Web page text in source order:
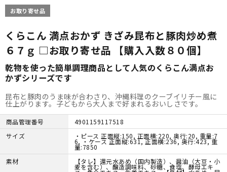
お取り寄せ品
くらこん 満点おかず きざみ昆布と豚肉炒め煮
６７ｇ □お取り寄せ品 【購入入数８０個】
乾物を使った簡単調理商品として人気のくらこん満点お
かずシリーズです
昆布と豚肉のうま味が合わさり、沖縄料理のクーブイリチー風に
仕上がります。子どもから大人まで好まれるおいしさです。
商品管理番号
4901159117518
サイズ
・ピース 正面縦:150, 正面横:220, 奥行:20, 重量:7
6, ・ケース 正面縦:631, 正面横:236, 奥行:423, 重
量:7850
素材
【タレ】還元水あめ（国内製造）、醤油（大豆・小
麦を含む）、醸造調味料、砂糖、食塩、酵母エキ